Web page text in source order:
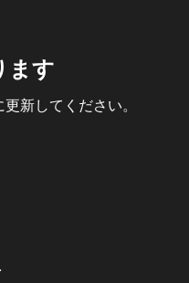
ます
新してください。